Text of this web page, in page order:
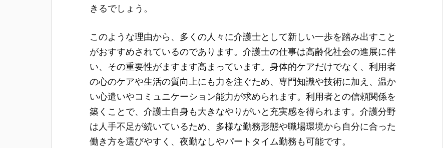
きるでしょう。
このような理由から、多くの人々に介護士として新しい一歩を踏み出すこと
がおすすめされているのであります。介護士の仕事は高齢化社会の進展に伴
い、その重要性がますます高まっています。身体的ケアだけでなく、利用者
の心のケアや生活の質向上にも力を注ぐため、専門知識や技術に加え、温か
い心遣いやコミュニケーション能力が求められます。利用者との信頼関係を
築くことで、介護士自身も大きなやりがいと充実感を得られます。介護分野
は人手不足が続いているため、多様な勤務形態や職場環境から自分に合った
働き方を選びやすく、夜勤なしやパートタイム勤務も可能です。